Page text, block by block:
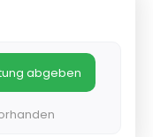
abgeben